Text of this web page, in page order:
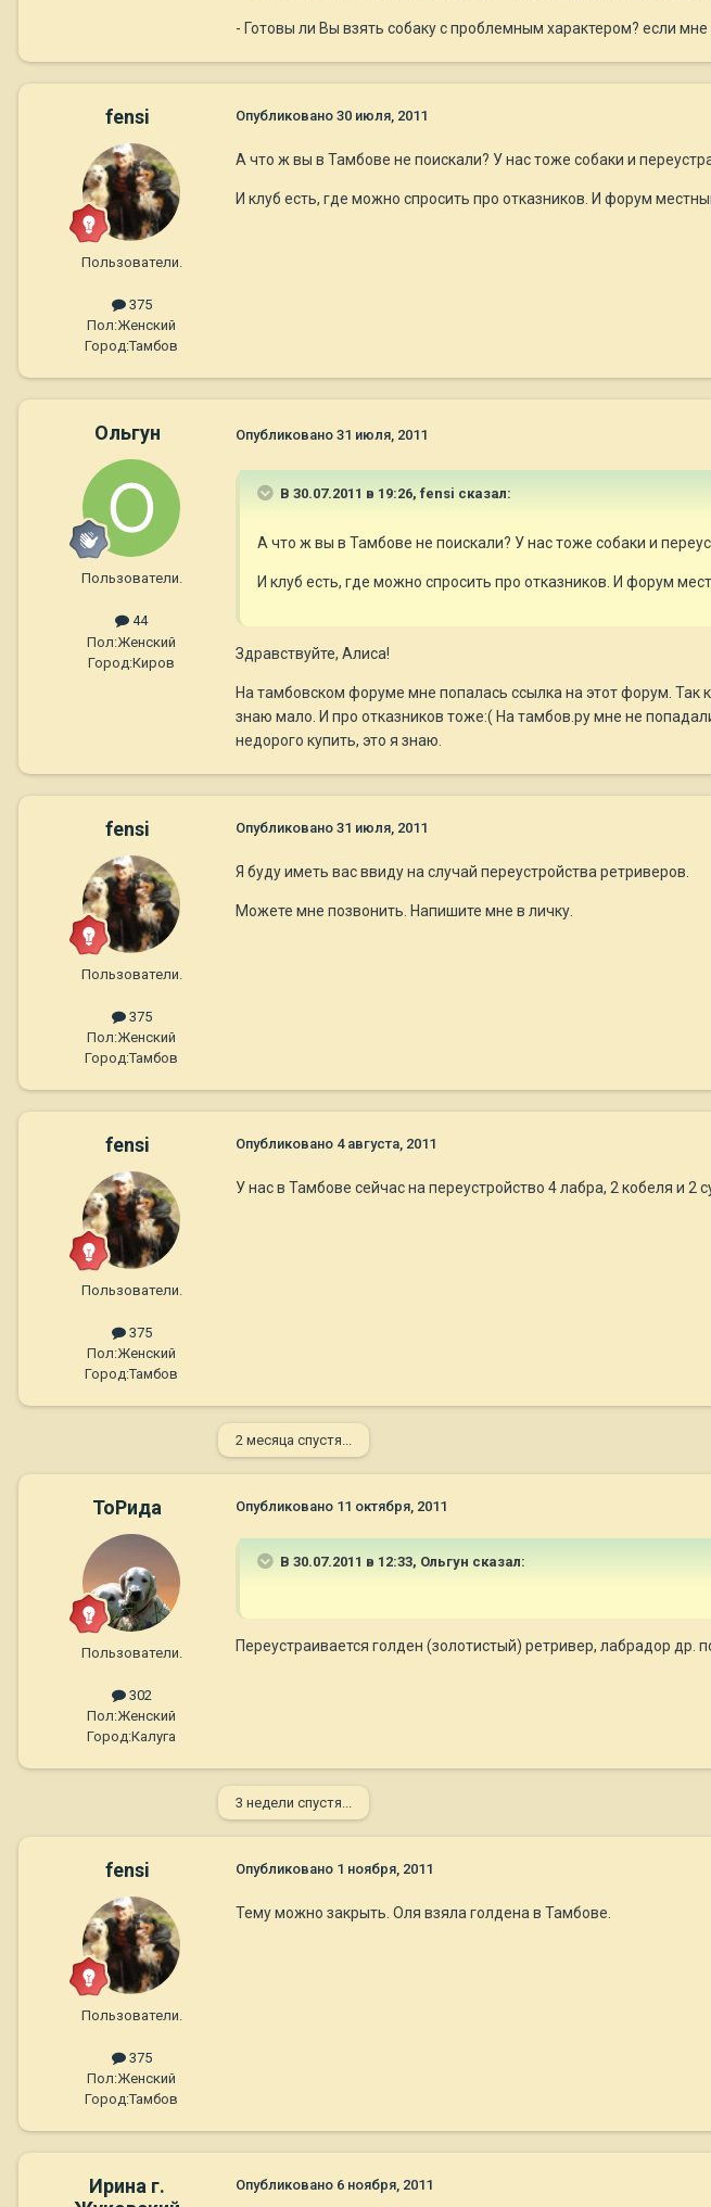
- Готовы ли Вы взять собаку с проблемным характером? если
fensi
Пользователи.
375
Пол:Женский
Город:Тамбов
Опубликовано 30 июля, 2011
А что ж вы в Тамбове не поискали? У нас тоже собаки и
И клуб есть, где можно спросить про отказников. И форум
Ольгун
Пользователи.
44
Пол:Женский
Город:Киров
Опубликовано 31 июля, 2011
В 30.07.2011 в 19:26, fensi сказал:
А что ж вы в Тамбове не поискали? У нас тоже собаки и
И клуб есть, где можно спросить про отказников. И форум
Здравствуйте, Алиса!
На тамбовском форуме мне попалась ссылка на этот форум. Так
знаю мало. И про отказников тоже:( На тамбов.ру мне не
недорого купить, это я знаю.
fensi
Пользователи.
375
Пол:Женский
Город:Тамбов
Опубликовано 31 июля, 2011
Я буду иметь вас ввиду на случай переустройства ретриверов.
Можете мне позвонить. Напишите мне в личку.
fensi
Пользователи.
375
Пол:Женский
Город:Тамбов
Опубликовано 4 августа, 2011
У нас в Тамбове сейчас на переустройство 4 лабра, 2 кобеля и 2
2 месяца спустя...
ТоРида
Пользователи.
302
Пол:Женский
Город:Калуга
Опубликовано 11 октября, 2011
В 30.07.2011 в 12:33, Ольгун сказал:
Переустраивается голден (золотистый) ретривер, лабрадор др.
3 недели спустя...
fensi
Пользователи.
375
Пол:Женский
Город:Тамбов
Опубликовано 1 ноября, 2011
Тему можно закрыть. Оля взяла голдена в Тамбове.
Ирина г.
Опубликовано 6 ноября, 2011